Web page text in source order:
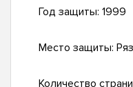
Год защиты: 1999
Место защиты:
Количество